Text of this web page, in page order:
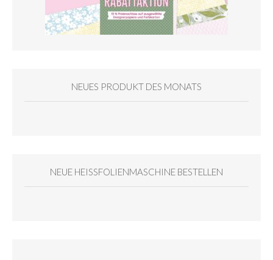
NEUES PRODUKT DES MONATS
NEUE HEISSFOLIENMASCHINE BESTELLEN